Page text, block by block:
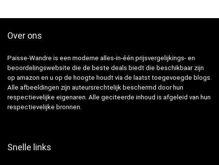
Over ons
Paisse-Wandre is een moderne alles-in-één prijsvergelijkings- en
beoordelingswebsite die de beste deals biedt die beschikbaar zijn
op amazon en u op de hoogte houdt via de laatst toegevoegde blogs.
Alle afbeeldingen zijn auteursrechtelijk beschermd door hun
respectievelijke eigenaren. Alle geciteerde inhoud is afgeleid van hun
respectievelijke bronnen.
Snelle links